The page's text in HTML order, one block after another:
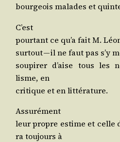
bour­geois malades et
C’est
pour­tant ce qu’a fait M.
sur­tout — il ne faut pas s’y
sou­pi­rer d’aise tous les
lisme, en
cri­tique et en littérature.
Assurément
leur propre estime et celle
ra tou­jours à